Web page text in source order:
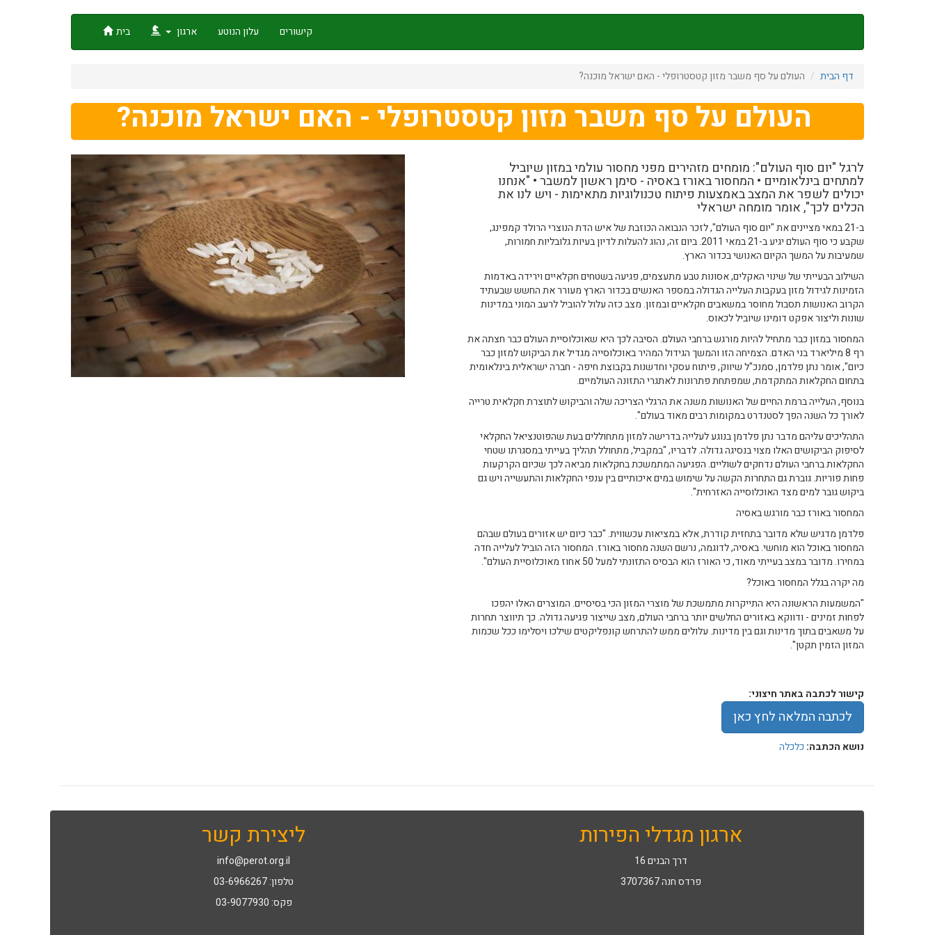
בית ארגון עלון הנוטע קישורים
דף הבית העולם על סף משבר מזון קטסטרופלי - האם ישראל מוכנה?
העולם על סף משבר מזון קטסטרופלי - האם ישראל מוכנה?
לרגל "יום סוף העולם": מומחים מזהירים מפני מחסור עולמי במזון שיוביל
למתחים בינלאומיים • המחסור באורז באסיה - סימן ראשון למשבר • "אנחנו
יכולים לשפר את המצב באמצעות פיתוח טכנולוגיות מתאימות - ויש לנו את
הכלים לכך", אומר מומחה ישראלי
ב-21 במאי מציינים את "יום סוף העולם", לזכר הנבואה הכוזבת של איש הדת הנוצרי הרולד קמפינג,
שקבע כי סוף העולם יגיע ב-21 במאי 2011. ביום זה, נהוג להעלות לדיון בעיות גלובליות חמורות,
שמעיבות על המשך הקיום האנושי בכדור הארץ.
השילוב הבעייתי של שינוי האקלים, אסונות טבע מתעצמים, פגיעה בשטחים חקלאיים וירידה באדמות
הזמינות לגידול מזון בעקבות העלייה הגדולה במספר האנשים בכדור הארץ מעורר את החשש שבעתיד
הקרוב האנושות תסבול מחוסר במשאבים חקלאיים ובמזון. מצב כזה עלול להוביל לרעב המוני במדינות
שונות וליצור אפקט דומינו שיוביל לכאוס.
המחסור במזון כבר מתחיל להיות מורגש ברחבי העולם. הסיבה לכך היא שאוכלוסיית העולם כבר חצתה את
רף 8 מיליארד בני האדם. הצמיחה הזו והמשך הגידול המהיר באוכלוסייה מגדיל את הביקוש למזון כבר
כיום", אומר נתן פלדמן, סמנכ"ל שיווק, פיתוח עסקי וחדשנות בקבוצת חיפה - חברה ישראלית בינלאומית
בתחום החקלאות המתקדמת, שמפתחת פתרונות לאתגרי התזונה העולמיים.
בנוסף, העלייה ברמת החיים של האנושות משנה את הרגלי הצריכה שלה והביקוש לתוצרת חקלאית טרייה
לאורך כל השנה הפך לסטנדרט במקומות רבים מאוד בעולם".
התהליכים עליהם מדבר נתן פלדמן בנוגע לעלייה בדרישה למזון מתחוללים בעת שהפוטנציאל החקלאי
לסיפוק הביקושים האלו מצוי בנסיגה גדולה. לדבריו, "במקביל, מתחולל תהליך בעייתי במסגרתו שטחי
החקלאות ברחבי העולם נדחקים לשוליים. הפגיעה המתמשכת בחקלאות מביאה לכך שכיום הקרקעות
פחות פוריות. גוברת גם התחרות הקשה על שימוש במים איכותיים בין ענפי החקלאות והתעשייה ויש גם
ביקוש גובר למים מצד האוכלוסייה האזרחית".
המחסור באורז כבר מורגש באסיה
פלדמן מדגיש שלא מדובר בתחזית קודרת, אלא במציאות עכשווית. "כבר כיום יש אזורים בעולם שבהם
המחסור באוכל הוא מוחשי. באסיה, לדוגמה, נרשם השנה מחסור באורז. המחסור הזה הוביל לעלייה חדה
במחירו. מדובר במצב בעייתי מאוד, כי האורז הוא הבסיס התזונתי למעל 50 אחוז מאוכלוסיית העולם".
מה יקרה בגלל המחסור באוכל?
"המשמעות הראשונה היא התייקרות מתמשכת של מוצרי המזון הכי בסיסיים. המוצרים האלו יהפכו
לפחות זמינים - ודווקא באזורים החלשים יותר ברחבי העולם, מצב שייצור פגיעה גדולה. כך תיווצר תחרות
על משאבים בתוך מדינות וגם בין מדינות. עלולים ממש להתרחש קונפליקטים שילכו ויסלימו ככל שכמות
המזון הזמין תקטן".
קישור לכתבה באתר חיצוני:
לכתבה המלאה לחץ כאן
נושא הכתבה: כלכלה
ליצירת קשר
info@perot.org.il
טלפון: 03-6966267
פקס: 03-9077930
ארגון מגדלי הפירות
דרך הבנים 16
פרדס חנה 3707367